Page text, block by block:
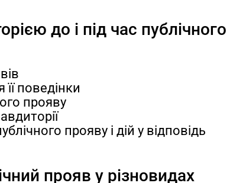
до і під час
поведінки
прояву
прояву і дій у відповідь
прояв у різновидах